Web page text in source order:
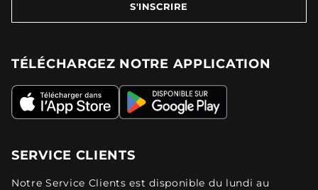
S'INSCRIRE
TÉLÉCHARGEZ NOTRE APPLICATION
SERVICE CLIENTS
Notre Service Clients est disponible du lundi au